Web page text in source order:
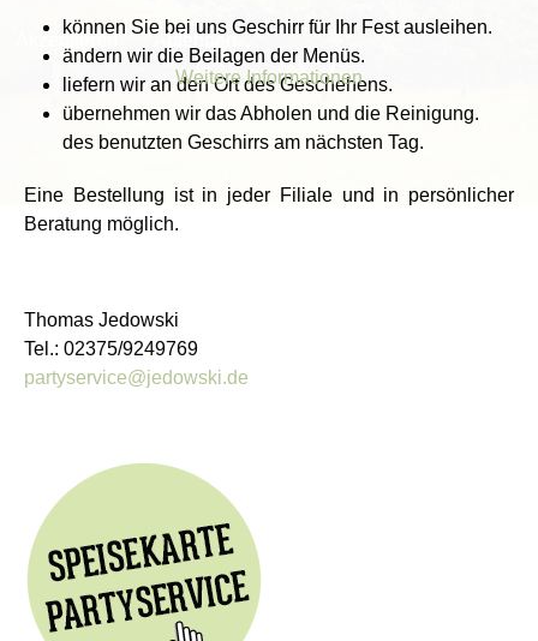
können Sie bei uns Geschirr für Ihr Fest ausleihen.
ändern wir die Beilagen der Menüs.
liefern wir an den Ort des Geschehens.
übernehmen wir das Abholen und die Reinigung.
des benutzten Geschirrs am nächsten Tag.
Eine Bestellung ist in jeder Filiale und in persönlicher
Beratung möglich.
Thomas Jedowski
Tel.: 02375/9249769
partyservice@jedowski.de
Akzeptieren
Ablehnen
Weitere Informationen